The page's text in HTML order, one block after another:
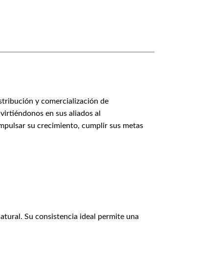
y comercialización de
en sus aliados al
su crecimiento, cumplir sus metas
Su consistencia ideal permite una